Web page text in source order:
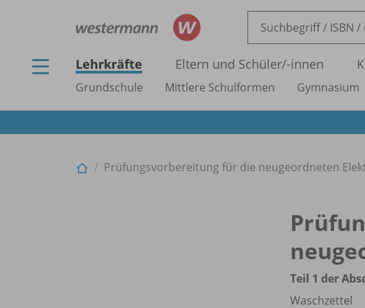
Lehrkräfte Eltern und Schüler/-innen
Grundschule Mittlere Schulformen Gymnasium
Prüfungsvorbereitung für die neugeordneten
Teil 1 der
Waschzettel